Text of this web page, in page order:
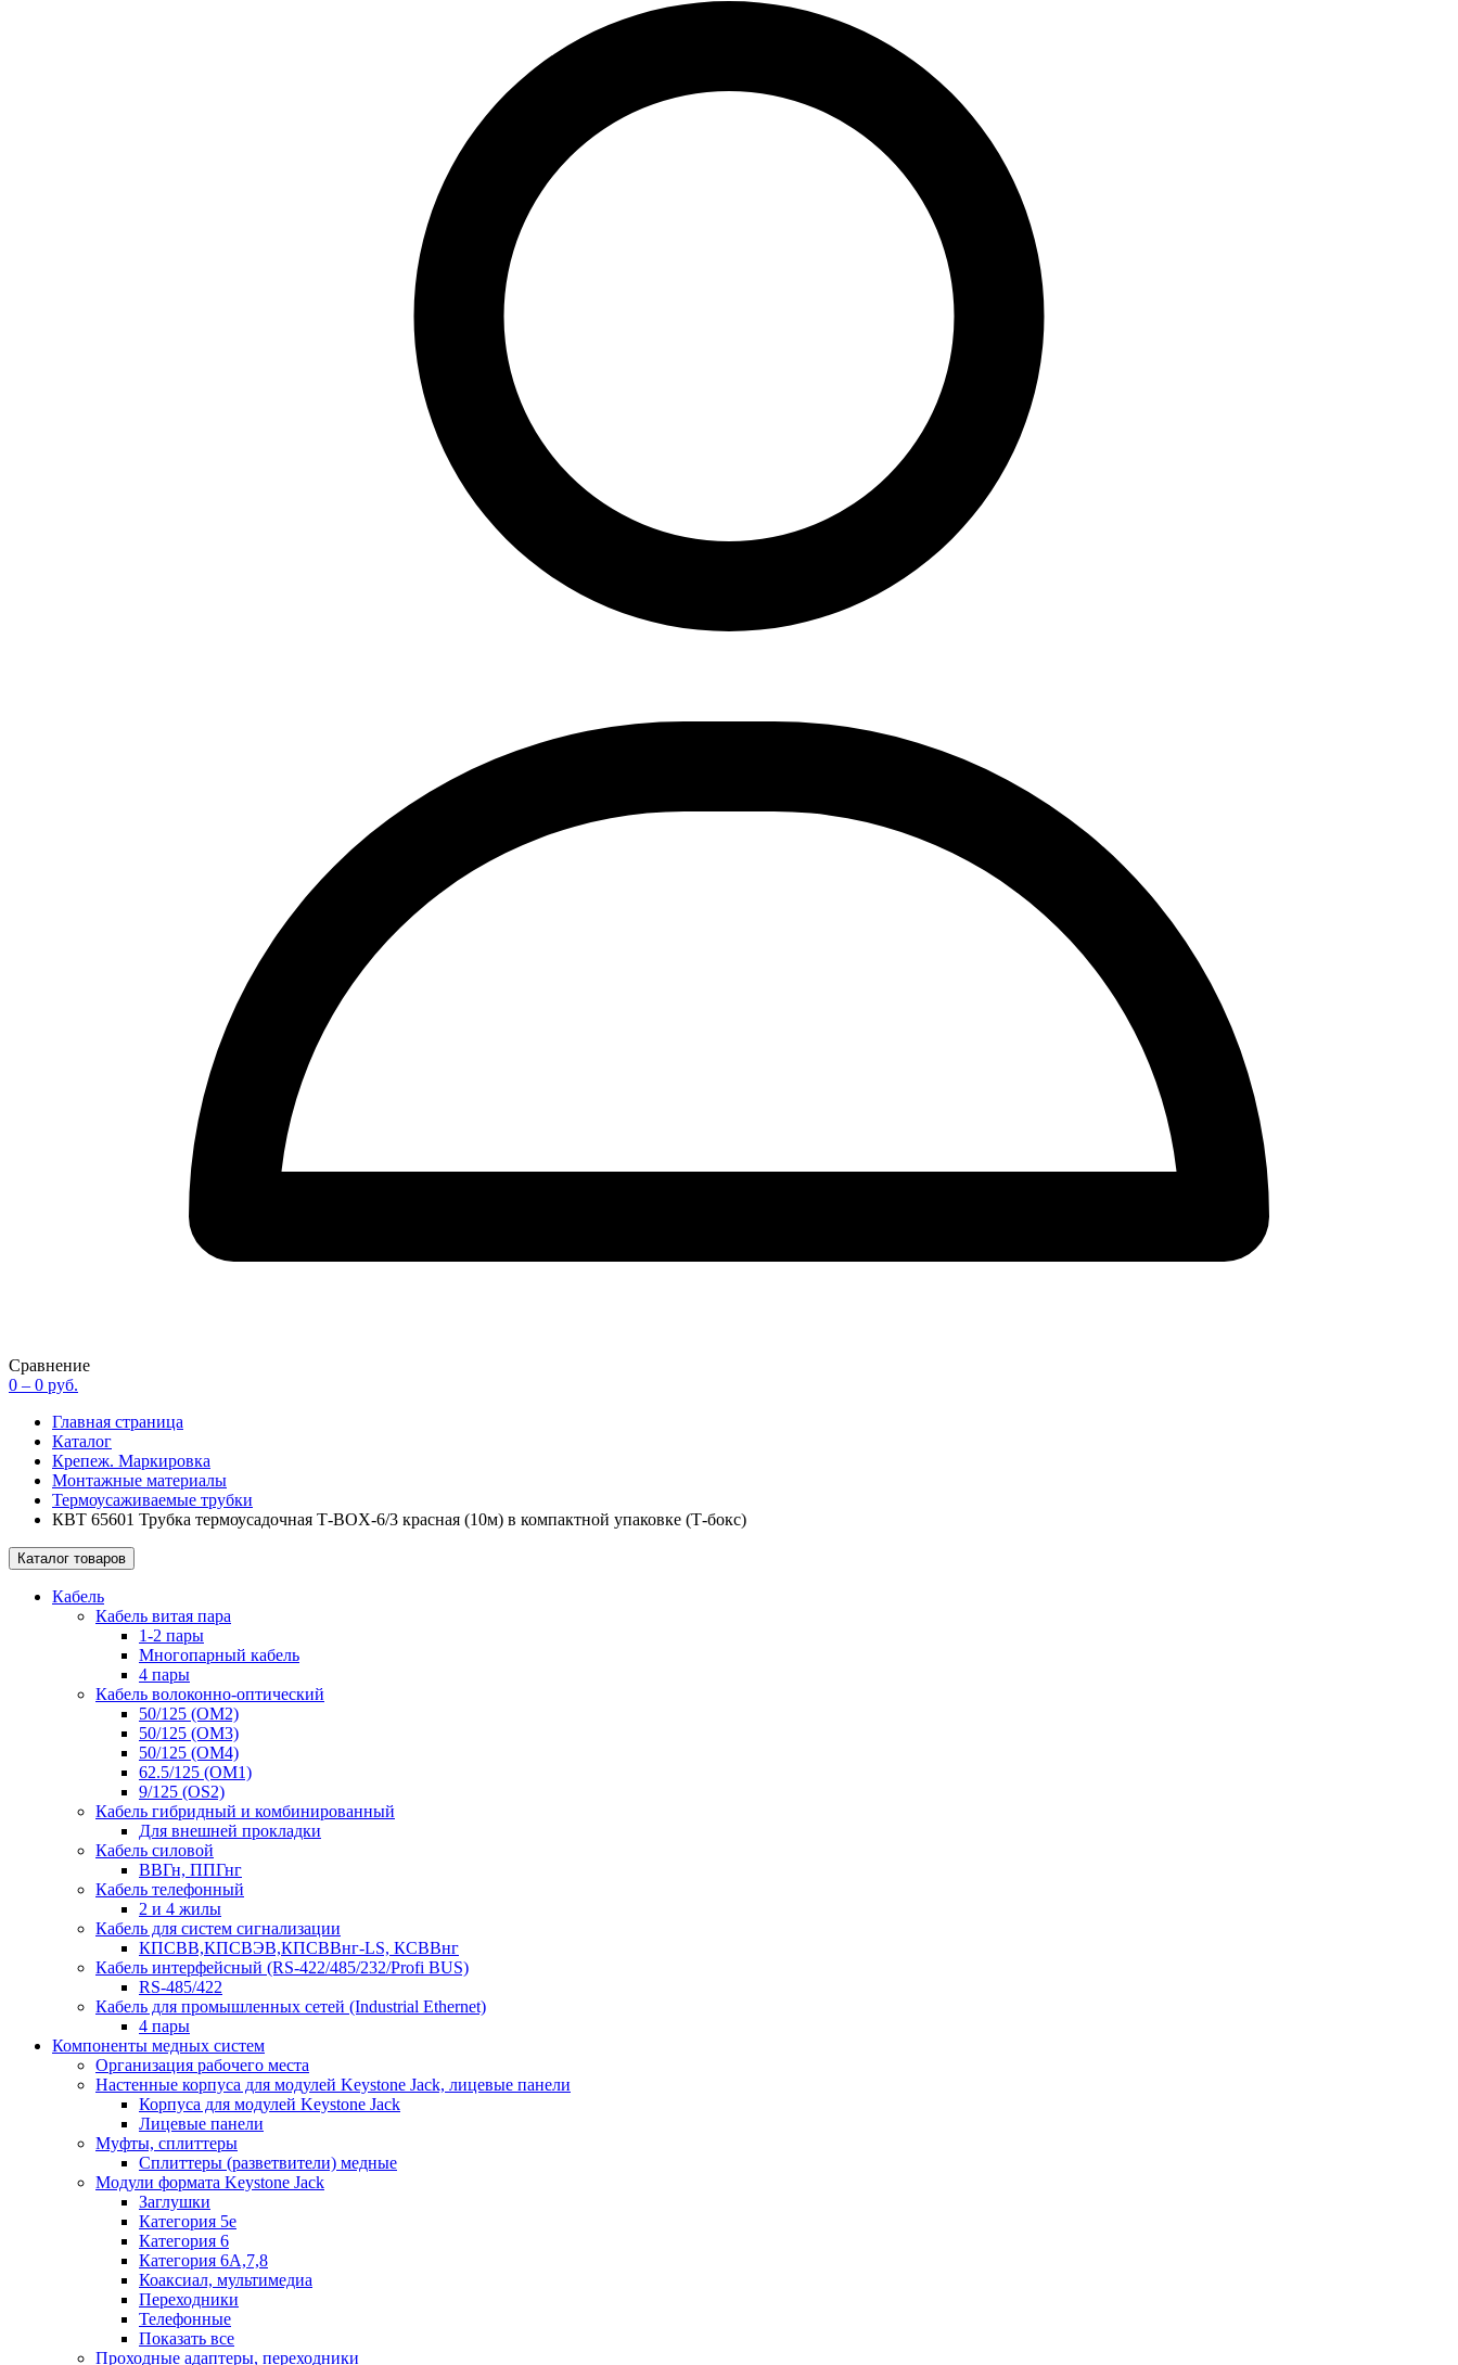
Сравнение
0 – 0 руб.
Главная страница
Каталог
Крепеж. Маркировка
Монтажные материалы
Термоусаживаемые трубки
КВТ 65601 Трубка термоусадочная Т-BOX-6/3 красная (10м) в компактной упаковке (Т-бокс)
Каталог товаров
Кабель
Кабель витая пара
1-2 пары
Многопарный кабель
4 пары
Кабель волоконно-оптический
50/125 (OM2)
50/125 (OM3)
50/125 (OM4)
62.5/125 (OM1)
9/125 (OS2)
Кабель гибридный и комбинированный
Для внешней прокладки
Кабель силовой
ВВГн, ППГнг
Кабель телефонный
2 и 4 жилы
Кабель для систем сигнализации
КПСВВ,КПСВЭВ,КПСВВнг-LS, КСВВнг
Кабель интерфейсный (RS-422/485/232/Profi BUS)
RS-485/422
Кабель для промышленных сетей (Industrial Ethernet)
4 пары
Компоненты медных систем
Организация рабочего места
Настенные корпуса для модулей Keystone Jack, лицевые панели
Корпуса для модулей Keystone Jack
Лицевые панели
Муфты, сплиттеры
Сплиттеры (разветвители) медные
Модули формата Keystone Jack
Заглушки
Категория 5е
Категория 6
Категория 6А,7,8
Коаксиал, мультимедиа
Переходники
Телефонные
Показать все
Проходные адаптеры, переходники